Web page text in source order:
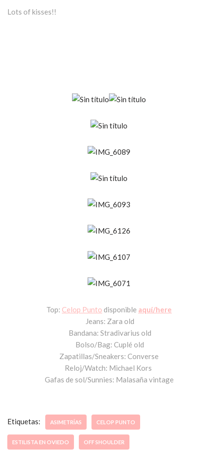
Lots of kisses!!
Top: Celop Punto disponible aquí/here
Jeans: Zara old
Bandana: Stradivarius old
Bolso/Bag: Cuplé old
Zapatillas/Sneakers: Converse
Reloj/Watch: Michael Kors
Gafas de sol/Sunnies: Malasaña vintage
Etiquetas: ASIMETRÍAS CELOP PUNTO
ESTILISTA EN OVIEDO OFF SHOULDER